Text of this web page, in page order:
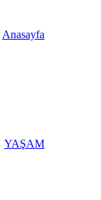
Anasayfa
YAŞAM